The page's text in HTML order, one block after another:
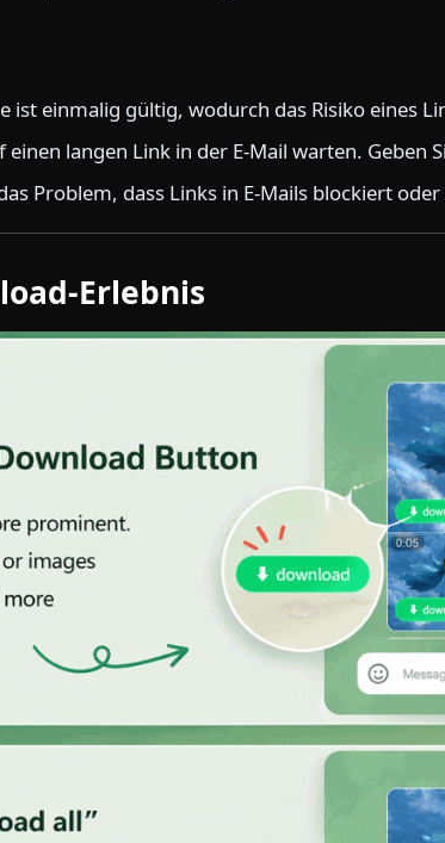
ist einmalig gültig, wodurch das Risiko eines
einen langen Link in der E-Mail warten.
Problem, dass Links in E-Mails blockiert
Erlebnis